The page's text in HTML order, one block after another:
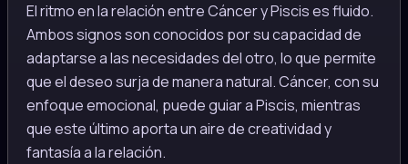
El ritmo en la relación entre Cáncer y Piscis es fluido.
Ambos signos son conocidos por su capacidad de
adaptarse a las necesidades del otro, lo que permite
que el deseo surja de manera natural. Cáncer, con su
enfoque emocional, puede guiar a Piscis, mientras
que este último aporta un aire de creatividad y
fantasía a la relación.